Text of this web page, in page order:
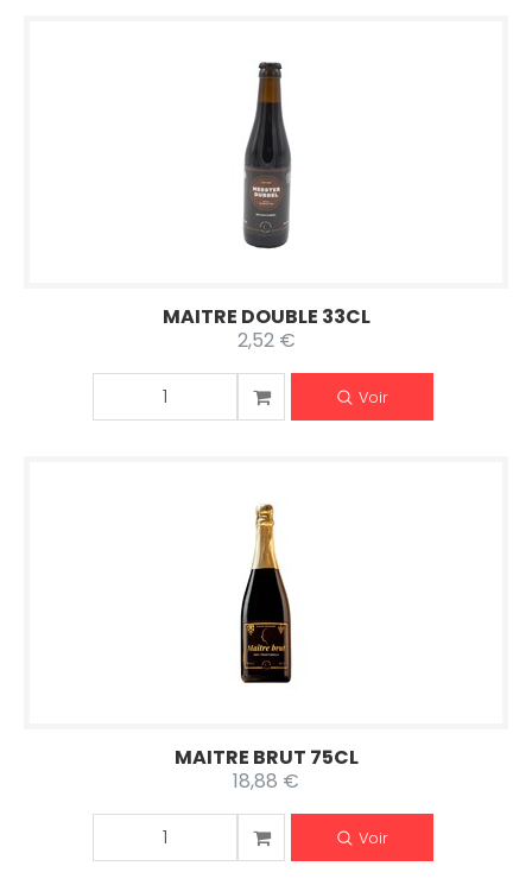
MAITRE DOUBLE 33CL
2,52 €
Voir
MAITRE BRUT 75CL
18,88 €
Voir